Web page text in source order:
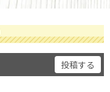
投稿する